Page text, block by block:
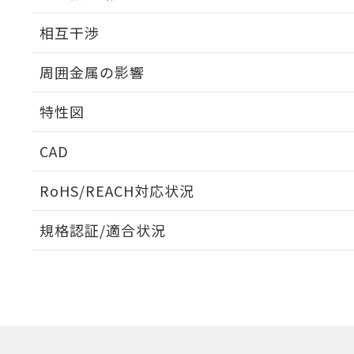
相互干渉
周囲金属の影響
特性図
CAD
RoHS/REACH対応状況
EU RoHS 注意事項・凡例
規格認証/適合状況